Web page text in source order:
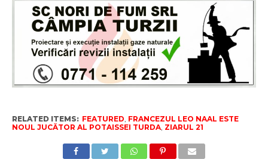
RELATED ITEMS: FEATURED, FRANCEZUL LEO NAAL ESTE
NOUL JUCĂTOR AL POTAISSEI TURDA, ZIARUL 21